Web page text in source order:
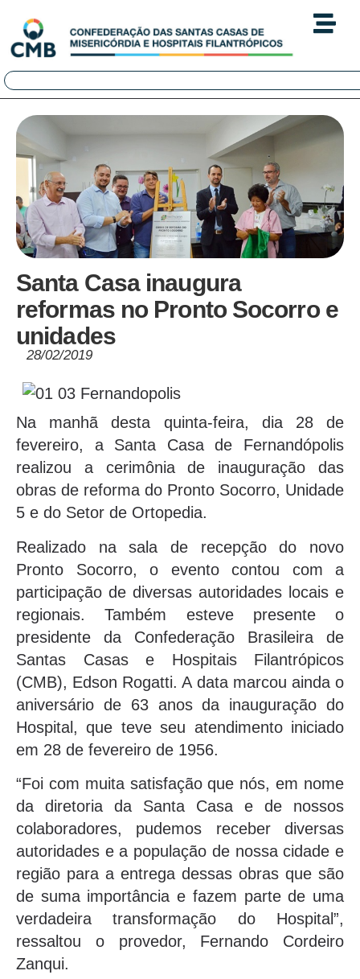
Santa Casa inaugura
reformas no Pronto Socorro e
unidades
28/02/2019
Na manhã desta quinta-feira, dia 28 de
fevereiro, a Santa Casa de Fernandópolis
realizou a cerimônia de inauguração das
obras de reforma do Pronto Socorro, Unidade
5 e do Setor de Ortopedia.
Realizado na sala de recepção do novo
Pronto Socorro, o evento contou com a
participação de diversas autoridades locais e
regionais. Também esteve presente o
presidente da Confederação Brasileira de
Santas Casas e Hospitais Filantrópicos
(CMB), Edson Rogatti. A data marcou ainda o
aniversário de 63 anos da inauguração do
Hospital, que teve seu atendimento iniciado
em 28 de fevereiro de 1956.
“Foi com muita satisfação que nós, em nome
da diretoria da Santa Casa e de nossos
colaboradores, pudemos receber diversas
autoridades e a população de nossa cidade e
região para a entrega dessas obras que são
de suma importância e fazem parte de uma
verdadeira transformação do Hospital”,
ressaltou o provedor, Fernando Cordeiro
Zanqui.